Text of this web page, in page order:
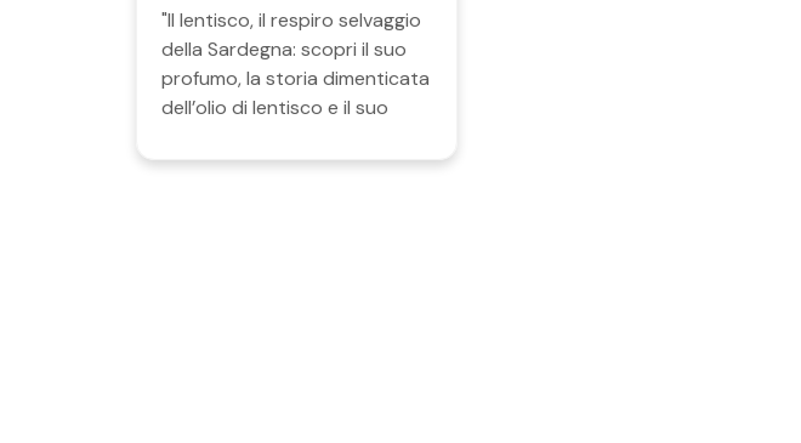
"Il lentisco, il respiro selvaggio
della Sardegna: scopri il suo
profumo, la storia dimenticata
dell’olio di lentisco e il suo